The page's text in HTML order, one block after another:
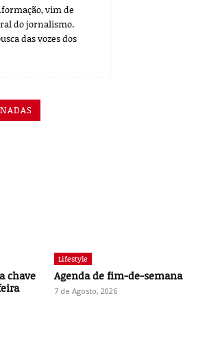
vim de
do jornalismo.
das vozes dos
chave
Lifestyle
Agenda de fim-de-semana
7 de Agosto, 2026